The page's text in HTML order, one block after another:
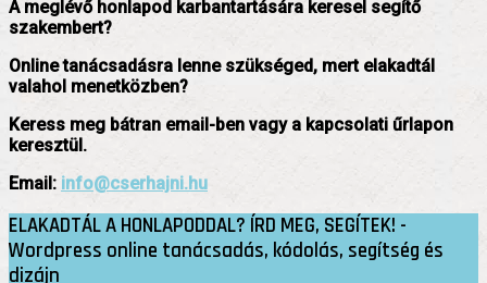
A meglévő honlapod karbantartására keresel segítő
szakembert?
Online tanácsadásra lenne szükséged, mert elakadtál
valahol menetközben?
Keress meg bátran email-ben vagy a kapcsolati űrlapon
keresztül.
Email: info@cserhajni.hu
ELAKADTÁL A HONLAPODDAL? ÍRD MEG, SEGÍTEK! -
Wordpress online tanácsadás, kódolás, segítség és
dizájn